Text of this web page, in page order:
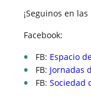
¡Seguinos en
Facebook:
FB: Espacio
FB: Jornadas
FB: Sociedad